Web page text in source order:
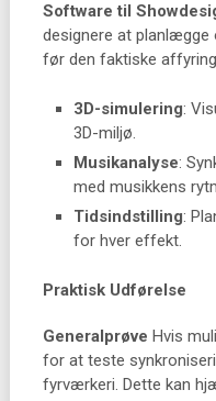
Software til
designere at
før den faktiske
3D-simulering:
3D-miljø.
Musikanalyse:
med musikkens
Tidsindstilling:
for hver effekt.
Praktisk Udførelse
Generalprøve Hvis
for at teste
fyrværkeri. Dette kan